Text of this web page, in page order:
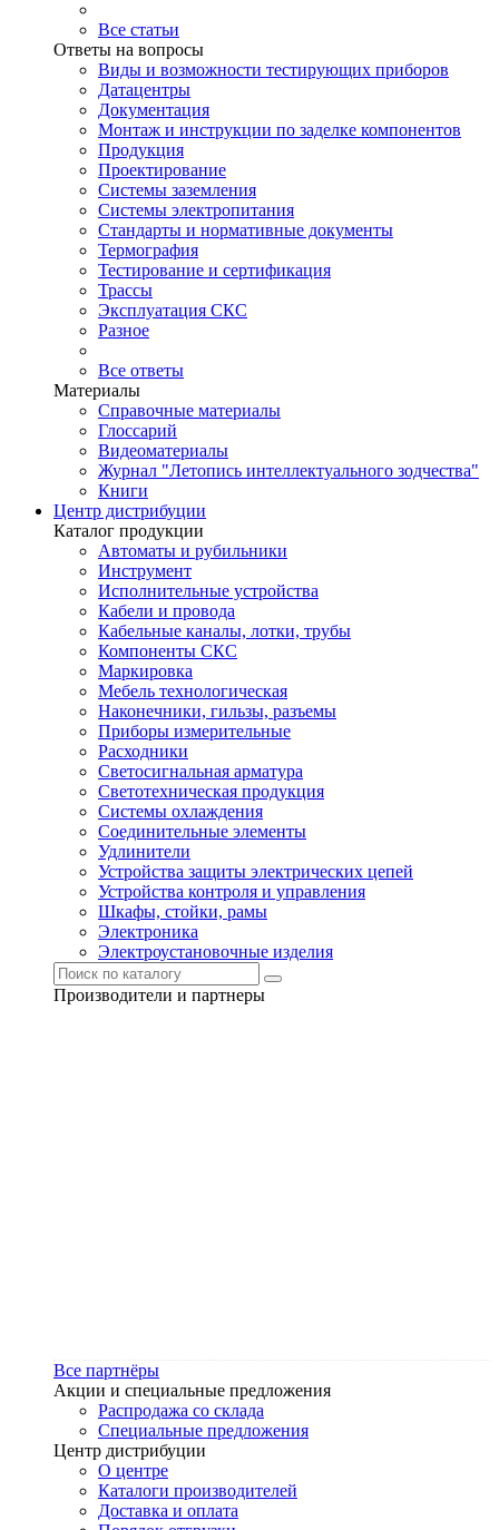
Все статьи
Ответы на вопросы
Виды и возможности тестирующих приборов
Датацентры
Документация
Монтаж и инструкции по заделке компонентов
Продукция
Проектирование
Системы заземления
Системы электропитания
Стандарты и нормативные документы
Термография
Тестирование и сертификация
Трассы
Эксплуатация СКС
Разное
Все ответы
Материалы
Справочные материалы
Глоссарий
Видеоматериалы
Журнал "Летопись интеллектуального зодчества"
Книги
Центр дистрибуции
Каталог продукции
Автоматы и рубильники
Инструмент
Исполнительные устройства
Кабели и провода
Кабельные каналы, лотки, трубы
Компоненты СКС
Маркировка
Мебель технологическая
Наконечники, гильзы, разъемы
Приборы измерительные
Расходники
Светосигнальная арматура
Светотехническая продукция
Системы охлаждения
Соединительные элементы
Удлинители
Устройства защиты электрических цепей
Устройства контроля и управления
Шкафы, стойки, рамы
Электроника
Электроустановочные изделия
Производители и партнеры
Все партнёры
Акции и специальные предложения
Распродажа со склада
Специальные предложения
Центр дистрибуции
О центре
Каталоги производителей
Доставка и оплата